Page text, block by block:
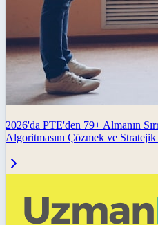
2026'da PTE'den 79+ Almanın
Algoritmasını Çözmek ve Stratejik